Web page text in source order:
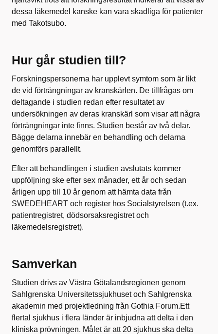
dessa läkemedel kanske kan vara skadliga för patienter
med Takotsubo.
Hur går studien till?
Forskningspersonerna har upplevt symtom som är likt
de vid förträngningar av kranskärlen. De tillfrågas om
deltagande i studien redan efter resultatet av
undersökningen av deras kranskärl som visar att några
förträngningar inte finns. Studien består av två delar.
Bägge delarna innebär en behandling och delarna
genomförs parallellt.
Efter att behandlingen i studien avslutats kommer
uppföljning ske efter sex månader, ett år och sedan
årligen upp till 10 år genom att hämta data från
SWEDEHEART och register hos Socialstyrelsen (t.ex.
patientregistret, dödsorsaksregistret och
läkemedelsregistret).
Samverkan
Studien drivs av Västra Götalandsregionen genom
Sahlgrenska Universitetssjukhuset och Sahlgrenska
akademin med projektledning från Gothia Forum.Ett
flertal sjukhus i flera länder är inbjudna att delta i den
kliniska prövningen. Målet är att 20 sjukhus ska delta